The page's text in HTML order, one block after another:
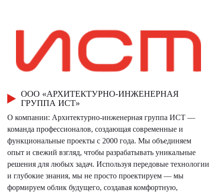
ООО «АРХИТЕКТУРНО-ИНЖЕНЕРНАЯ
ГРУППА ИСТ»
О компании: Архитектурно-инженерная группа ИСТ —
команда профессионалов, создающая современные и
функциональные проекты с 2000 года. Мы объединяем
опыт и свежий взгляд, чтобы разрабатывать уникальные
решения для любых задач. Используя передовые технологии
и глубокие знания, мы не просто проектируем — мы
формируем облик будущего, создавая комфортную,